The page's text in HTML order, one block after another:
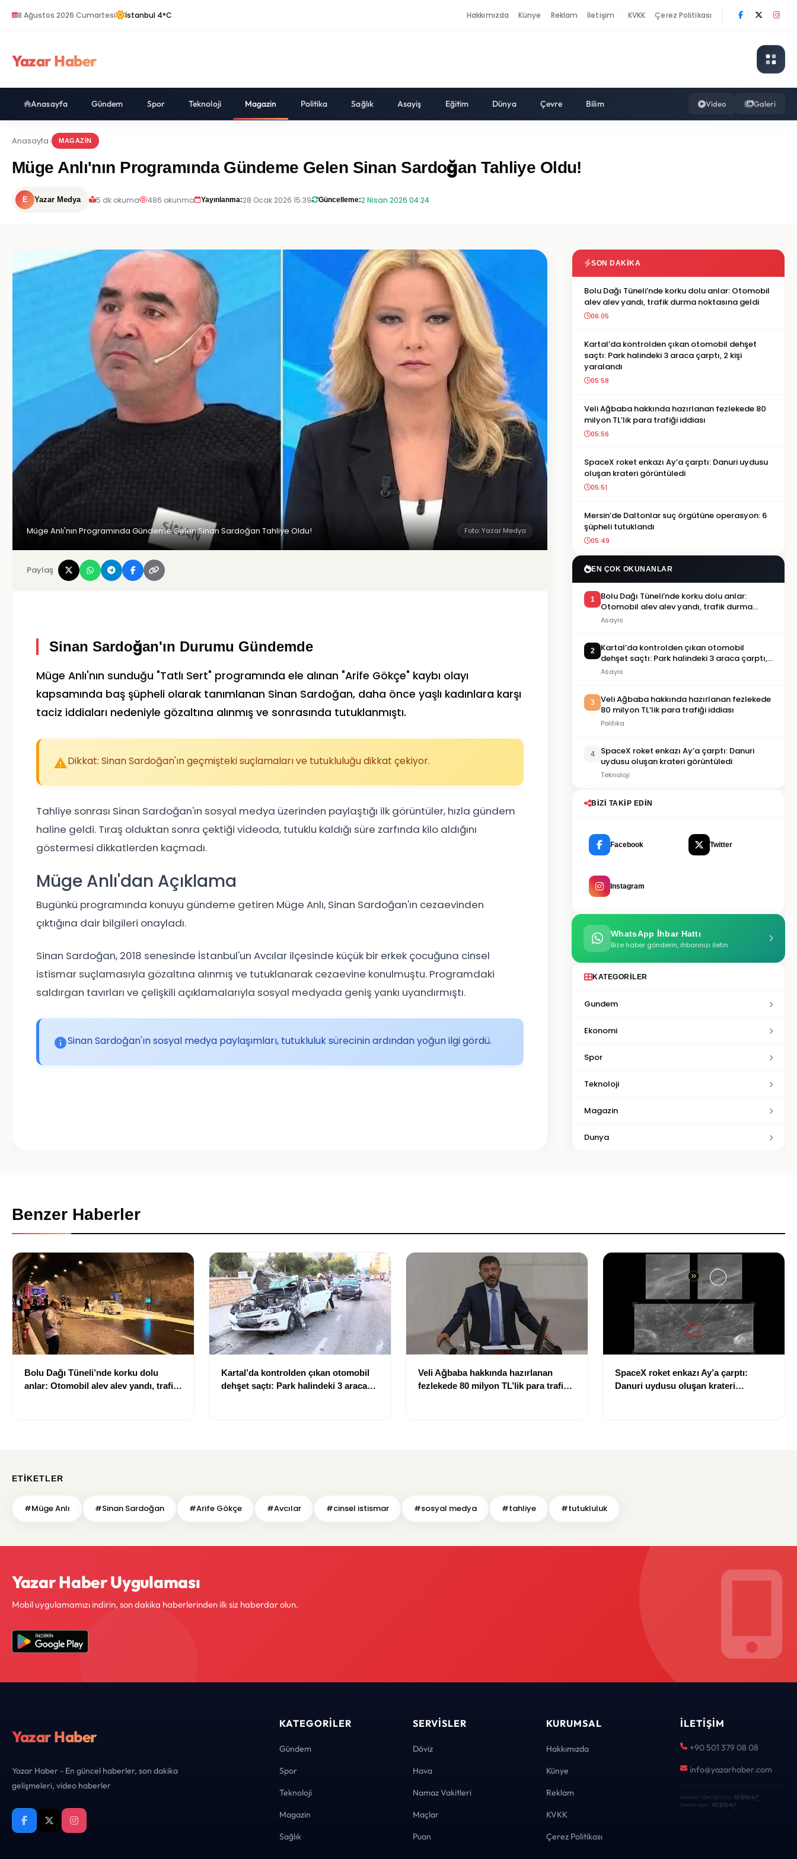
8 Ağustos 2026 Cumartesi İstanbul 4°C Hakkımızda Künye Reklam İletişim KVKK Çerez Politikası
Yazar Haber
Anasayfa Gündem Spor Teknoloji Magazin Politika Sağlık Asayiş Eğitim Dünya Çevre Bilim Video Galeri
Anasayfa MAGAZIN
Müge Anlı'nın Programında Gündeme Gelen Sinan Sardoğan Tahliye Oldu!
E Yazar Medya 5 dk okuma 486 okunma Yayınlanma:28 Ocak 2026 15:39 Güncelleme:2 Nisan 2026 04:24
Müge Anlı'nın Programında Gündeme Gelen Sinan Sardoğan Tahliye Oldu! Foto: Yazar Medya
Paylaş
Sinan Sardoğan'ın Durumu Gündemde
Müge Anlı'nın sunduğu "Tatlı Sert" programında ele alınan "Arife Gökçe" kaybı olayı
kapsamında baş şüpheli olarak tanımlanan Sinan Sardoğan, daha önce yaşlı kadınlara karşı
taciz iddiaları nedeniyle gözaltına alınmış ve sonrasında tutuklanmıştı.
Dikkat: Sinan Sardoğan'ın geçmişteki suçlamaları ve tutukluluğu dikkat çekiyor.
Tahliye sonrası Sinan Sardoğan'ın sosyal medya üzerinden paylaştığı ilk görüntüler, hızla gündem
haline geldi. Tıraş olduktan sonra çektiği videoda, tutuklu kaldığı süre zarfında kilo aldığını
göstermesi dikkatlerden kaçmadı.
Müge Anlı'dan Açıklama
Bugünkü programında konuyu gündeme getiren Müge Anlı, Sinan Sardoğan'ın cezaevinden
çıktığına dair bilgileri onayladı.
Sinan Sardoğan, 2018 senesinde İstanbul'un Avcılar ilçesinde küçük bir erkek çocuğuna cinsel
istismar suçlamasıyla gözaltına alınmış ve tutuklanarak cezaevine konulmuştu. Programdaki
saldırgan tavırları ve çelişkili açıklamalarıyla sosyal medyada geniş yankı uyandırmıştı.
Sinan Sardoğan'ın sosyal medya paylaşımları, tutukluluk sürecinin ardından yoğun ilgi gördü.
SON DAKIKA
Bolu Dağı Tüneli’nde korku dolu anlar: Otomobil
alev alev yandı, trafik durma noktasına geldi
06:05
Kartal’da kontrolden çıkan otomobil dehşet
saçtı: Park halindeki 3 araca çarptı, 2 kişi
yaralandı
05:58
Veli Ağbaba hakkında hazırlanan fezlekede 80
milyon TL’lik para trafiği iddiası
05:56
SpaceX roket enkazı Ay’a çarptı: Danuri uydusu
oluşan krateri görüntüledi
05:51
Mersin’de Daltonlar suç örgütüne operasyon: 6
şüpheli tutuklandı
05:49
EN ÇOK OKUNANLAR
1
Bolu Dağı Tüneli’nde korku dolu anlar:
Otomobil alev alev yandı, trafik durma
noktasına geldi
Asayis
2
Kartal’da kontrolden çıkan otomobil
dehşet saçtı: Park halindeki 3 araca çarptı,
2 kişi yaralandı
Asayis
3
Veli Ağbaba hakkında hazırlanan fezlekede
80 milyon TL’lik para trafiği iddiası
Politika
4
SpaceX roket enkazı Ay’a çarptı: Danuri
uydusu oluşan krateri görüntüledi
Teknoloji
BIZI TAKIP EDIN
Facebook Twitter
Instagram
WhatsApp İhbar Hattı
Bize haber gönderin, ihbarınızı iletin
KATEGORILER
Gundem
Ekonomi
Spor
Teknoloji
Magazin
Dunya
Benzer Haberler
Bolu Dağı Tüneli’nde korku dolu
anlar: Otomobil alev alev yandı, trafik
Kartal’da kontrolden çıkan otomobil
dehşet saçtı: Park halindeki 3 araca
Veli Ağbaba hakkında hazırlanan
fezlekede 80 milyon TL’lik para trafiği
SpaceX roket enkazı Ay’a çarptı:
Danuri uydusu oluşan krateri
ETIKETLER
#Müge Anlı #Sinan Sardoğan #Arife Gökçe #Avcılar #cinsel istismar #sosyal medya #tahliye #tutukluluk
Yazar Haber Uygulaması
Mobil uygulamamızı indirin, son dakika haberlerinden ilk siz haberdar olun.
Yazar Haber
Yazar Haber - En güncel haberler, son dakika
gelişmeleri, video haberler
KATEGORILER
Gündem
Spor
Teknoloji
Magazin
Sağlık
SERVISLER
Döviz
Hava
Namaz Vakitleri
Maçlar
Puan
KURUMSAL
Hakkımızda
Künye
Reklam
KVKK
Çerez Politikası
İLETIŞIM
+90 501 379 08 08
info@yazarhaber.com
eNews · Geliştirici KEYDAL·
Developer KEYDAL